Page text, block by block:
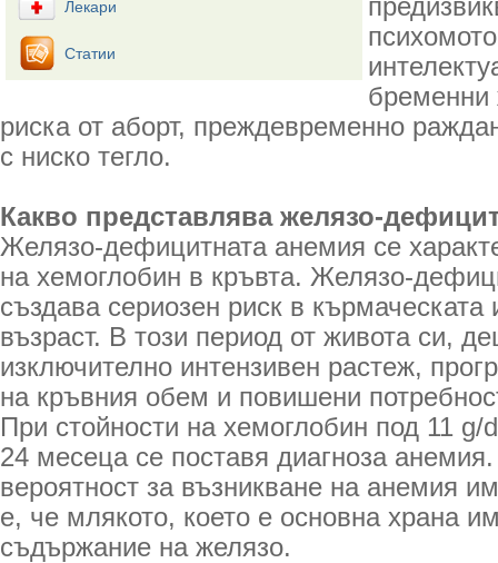
Лекари
Статии
риска от аборт, преждевременно
с ниско тегло.
Какво представлява желязо-
Желязо-дефицитната анемия се
на хемоглобин в кръвта. Желязо-
създава сериозен риск в кърмаческата
възраст. В този период от живота си,
изключително интензивен растеж,
на кръвния обем и повишени
При стойности на хемоглобин под 11
24 месеца се поставя диагноза
вероятност за възникване на анемия
е, че млякото, което е основна храна
съдържание на желязо.